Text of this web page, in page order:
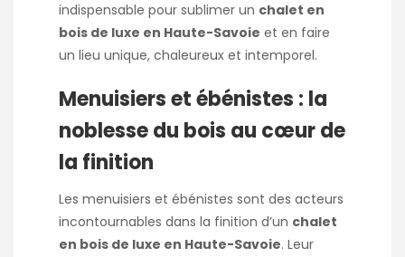
indispensable pour sublimer un chalet en
bois de luxe en Haute-Savoie et en faire
un lieu unique, chaleureux et intemporel.
Menuisiers et ébénistes : la
noblesse du bois au cœur de
la finition
Les menuisiers et ébénistes sont des acteurs
incontournables dans la finition d’un chalet
en bois de luxe en Haute-Savoie. Leur